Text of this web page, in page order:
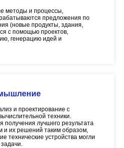
методы и процессы,
предложения по
(новые продукты, здания,
с помощью проектов,
генерацию идей и
и проектирование с
техники.
получения лучшего результата
и их решений таким образом,
технические устройства могли